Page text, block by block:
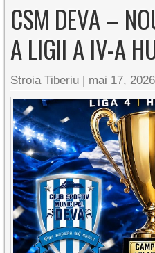
CSM DEVA –
A LIGII A IV-A
Stroia Tiberiu | mai 17, 2026